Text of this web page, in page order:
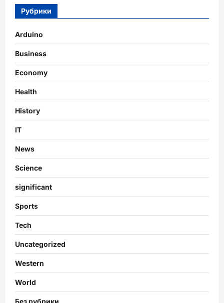
Рубрики
Arduino
Business
Economy
Health
History
IT
News
Science
significant
Sports
Tech
Uncategorized
Western
World
Без рубрики